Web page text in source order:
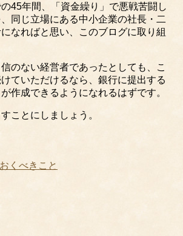
45年間、「資金繰り」で悪戦苦闘し
同じ立場にある中小企業の社長・二
なればと思い、このブログに取り組
のない経営者であったとしても、こ
ていただけるなら、銀行に提出する
作成できるようになれるはずです。
ことにしましょう。
くべきこと